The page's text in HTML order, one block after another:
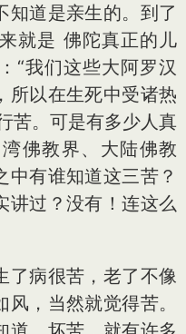
知道是亲生的。到了
就是 佛陀真正的儿
“我们这些大阿罗汉
所以在生死中受诸热
苦。可是有多少人真
佛教界、大陆佛教
中有谁知道这三苦？
讲过？没有！连这么
了病很苦，老了不像
，当然就觉得苦。